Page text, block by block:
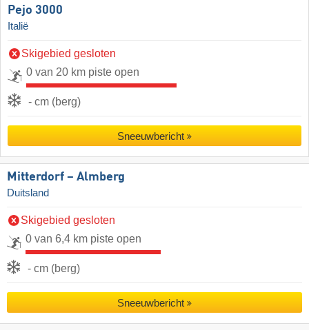
Pejo 3000
Italië
Skigebied gesloten
0 van 20 km piste open
- cm (berg)
Sneeuwbericht
Mitterdorf – Almberg
Duitsland
Skigebied gesloten
0 van 6,4 km piste open
- cm (berg)
Sneeuwbericht